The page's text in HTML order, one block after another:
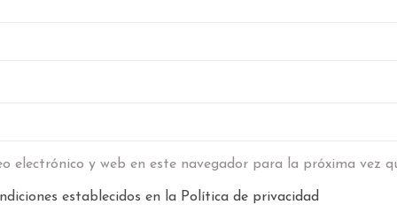
electrónico y web en este navegador para la próxima vez
establecidos en la Política de privacidad